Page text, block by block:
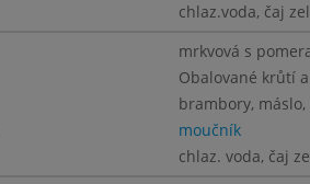
chlaz.voda, čaj
mrkvová s
Obalované krůtí
brambory,
moučník
chlaz. voda, čaj